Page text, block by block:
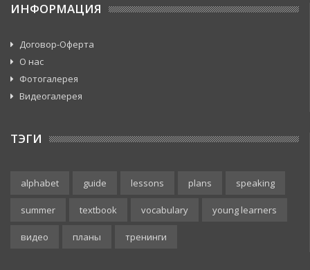
ИНФОРМАЦИЯ
Договор-Оферта
О нас
Фотогалерея
Видеогалерея
ТЭГИ
alphabet guide lessons plans speaking
summer textbook vocabulary young learners
видео планы тренинги